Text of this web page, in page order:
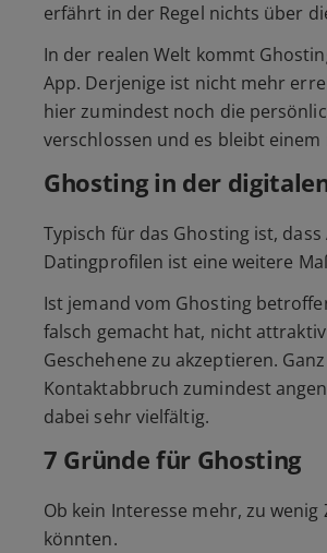
erfährt in der Regel nichts über
In der realen Welt kommt
App. Derjenige ist nicht mehr
hier zumindest noch die
verschlossen und es bleibt
Ghosting in der
Typisch für das Ghosting ist,
Datingprofilen ist eine weitere
Ist jemand vom Ghosting
falsch gemacht hat, nicht
Geschehene zu akzeptieren.
Kontaktabbruch zumindest
dabei sehr vielfältig.
7 Gründe für Ghosting
Ob kein Interesse mehr, zu
könnten.